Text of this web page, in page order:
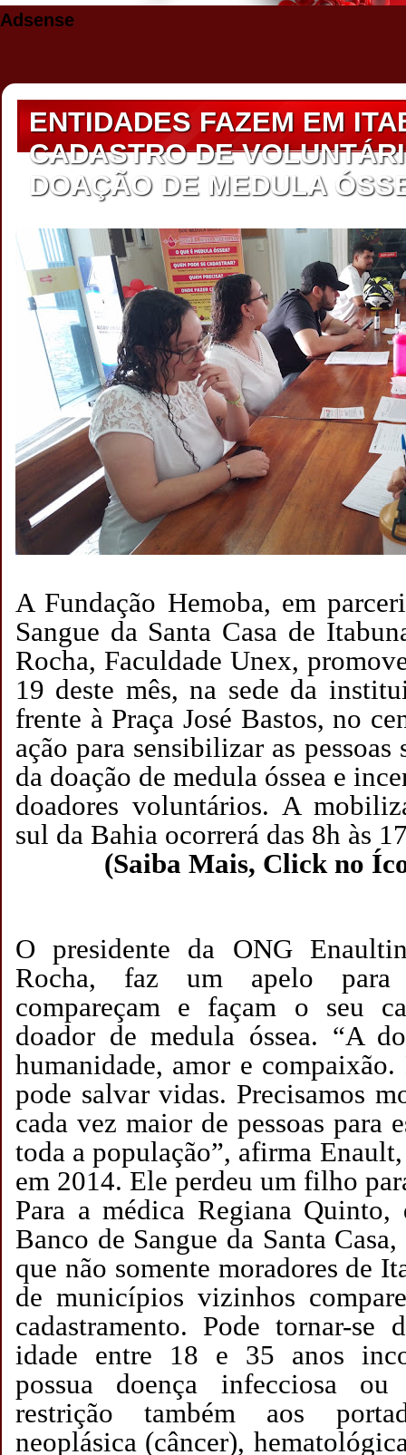
Adsense
ENTIDADES FAZEM EM
CADASTRO DE
DOAÇÃO DE MEDULA
A Fundação Hemoba, em
Sangue da Santa Casa de
Rocha, Faculdade Unex,
19 deste mês, na sede da
frente à Praça José Bastos, no
ação para sensibilizar as
da doação de medula óssea e
doadores voluntários. A
sul da Bahia ocorrerá das 8h às
(Saiba Mais, Click no
O presidente da ONG
Rocha, faz um apelo para
compareçam e façam o seu
doador de medula óssea. “A
humanidade, amor e
pode salvar vidas. Precisamos
cada vez maior de pessoas para
toda a população”, afirma
em 2014. Ele perdeu um filho
Para a médica Regiana
Banco de Sangue da Santa
que não somente moradores de
de municípios vizinhos
cadastramento. Pode tornar-se
idade entre 18 e 35 anos
possua doença infecciosa ou
restrição também aos
neoplásica (câncer),